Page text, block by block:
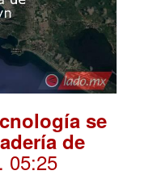
se
de
. 05:25